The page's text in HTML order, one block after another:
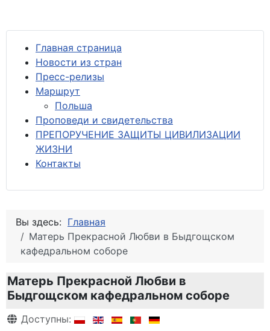
Главная страница
Новости из стран
Пресс-релизы
Маршрут
Польша
Проповеди и свидетельства
ПРЕПОРУЧЕНИЕ ЗАЩИТЫ ЦИВИЛИЗАЦИИ
ЖИЗНИ
Контакты
Вы здесь: Главная
Матерь Прекрасной Любви в Быдгощском
кафедральном соборе
Матерь Прекрасной Любви в
Быдгощском кафедральном соборе
Информация о материале
Доступны: